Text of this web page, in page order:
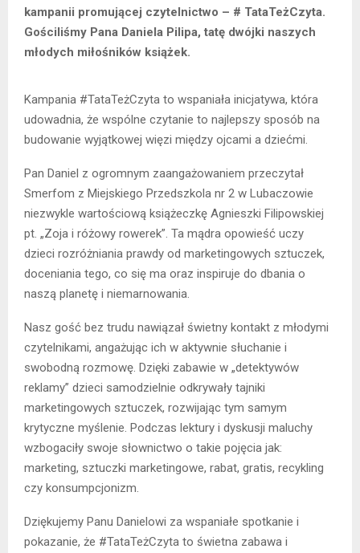
kampanii promującej czytelnictwo – # TataTeżCzyta.
Gościliśmy Pana Daniela Pilipa, tatę dwójki naszych
młodych miłośników książek.
Kampania #TataTeżCzyta to wspaniała inicjatywa, która
udowadnia, że wspólne czytanie to najlepszy sposób na
budowanie wyjątkowej więzi między ojcami a dziećmi.
Pan Daniel z ogromnym zaangażowaniem przeczytał
Smerfom z Miejskiego Przedszkola nr 2 w Lubaczowie
niezwykle wartościową książeczkę Agnieszki Filipowskiej
pt. „Zoja i różowy rowerek”. Ta mądra opowieść uczy
dzieci rozróżniania prawdy od marketingowych sztuczek,
doceniania tego, co się ma oraz inspiruje do dbania o
naszą planetę i niemarnowania.
Nasz gość bez trudu nawiązał świetny kontakt z młodymi
czytelnikami, angażując ich w aktywnie słuchanie i
swobodną rozmowę. Dzięki zabawie w „detektywów
reklamy” dzieci samodzielnie odkrywały tajniki
marketingowych sztuczek, rozwijając tym samym
krytyczne myślenie. Podczas lektury i dyskusji maluchy
wzbogaciły swoje słownictwo o takie pojęcia jak:
marketing, sztuczki marketingowe, rabat, gratis, recykling
czy konsumpcjonizm.
Dziękujemy Panu Danielowi za wspaniałe spotkanie i
pokazanie, że #TataTeżCzyta to świetna zabawa i